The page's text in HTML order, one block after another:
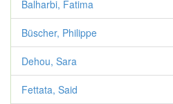
Balharbi, Fatima
Büscher, Philippe
Dehou, Sara
Fettata, Said